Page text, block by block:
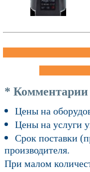
* Комментарии
Цены на
Цены на услуги
Срок поставки
производителя.
При малом